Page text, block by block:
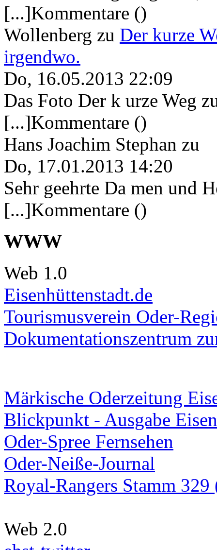
[...]Kommentare ()
Wollenberg zu Der kurze
irgendwo.
Do, 16.05.2013 22:09
Das Foto Der k urze Weg
[...]Kommentare ()
Hans Joachim Stephan zu
Do, 17.01.2013 14:20
Sehr geehrte Da men und
[...]Kommentare ()
WWW
Web 1.0
Eisenhüttenstadt.de
Tourismusverein Oder-
Dokumentationszentrum
Märkische Oderzeitung
Blickpunkt - Ausgabe
Oder-Spree Fernsehen
Oder-Neiße-Journal
Royal-Rangers Stamm
Web 2.0